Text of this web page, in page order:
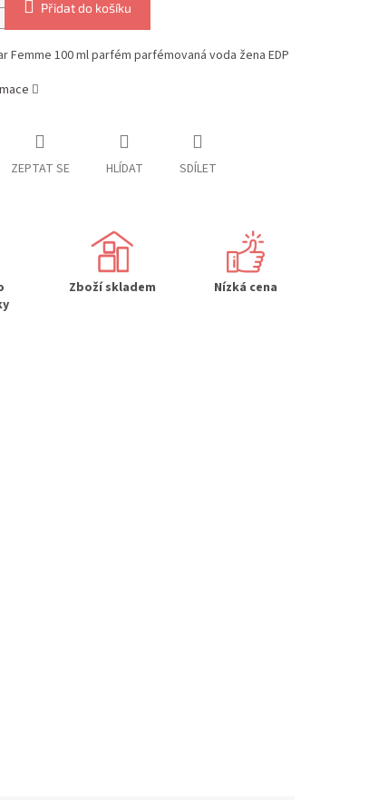
Přidat do košíku
Femme 100 ml parfém parfémovaná voda žena EDP
ZEPTAT SE HLÍDAT SDÍLET
Zboží skladem Nízká cena